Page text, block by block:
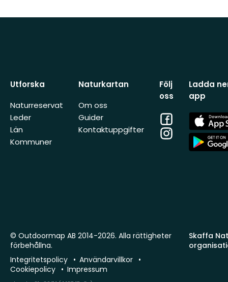
Utforska
Naturreservat
Leder
Län
Kommuner
Naturkartan
Om oss
Guider
Kontaktuppgifter
Följ
oss
Facebook
Instagram
Ladda
app
App
Store
App
Store
Skaffa
© Outdoormap AB 2014-2026. Alla rättigheter
förbehållna.
Integritetspolicy
Användarvillkor
Cookiepolicy
Impressum